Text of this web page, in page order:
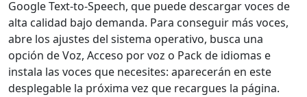
Google Text-to-Speech, que puede descargar voces de
alta calidad bajo demanda. Para conseguir más voces,
abre los ajustes del sistema operativo, busca una
opción de Voz, Acceso por voz o Pack de idiomas e
instala las voces que necesites: aparecerán en este
desplegable la próxima vez que recargues la página.